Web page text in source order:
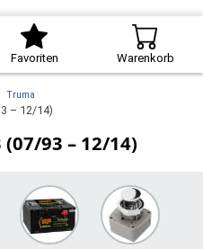
Favoriten Warenkorb
Truma
– 12/14)
93 – 12/14)